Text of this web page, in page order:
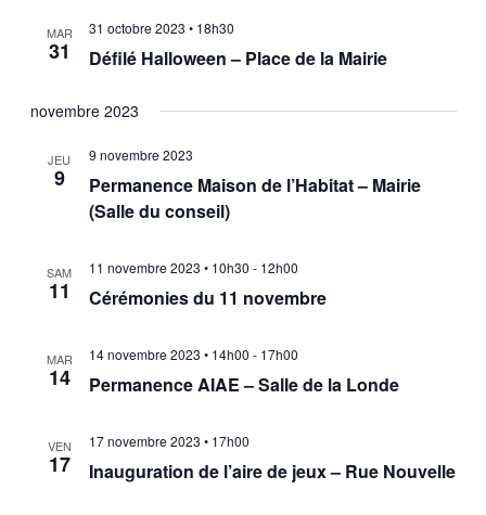
vues
MAR
31 Défilé Halloween – Place de la Mairie
31 octobre 2023 • 18h30
novembre 2023
JEU
9
Permanence Maison de l’Habitat – Mairie
(Salle du conseil)
9 novembre 2023
SAM
11 Cérémonies du 11 novembre
11 novembre 2023 • 10h30 - 12h00
MAR
14 Permanence AIAE – Salle de la Londe
14 novembre 2023 • 14h00 - 17h00
VEN
17 Inauguration de l’aire de jeux – Rue Nouvelle
17 novembre 2023 • 17h00